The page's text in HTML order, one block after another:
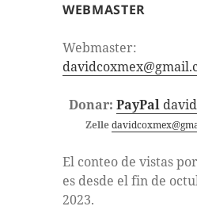
WEBMASTER
Webmaster:
Donar: PayPal
Zelle
El conteo de vistas
es desde el fin de
2023.